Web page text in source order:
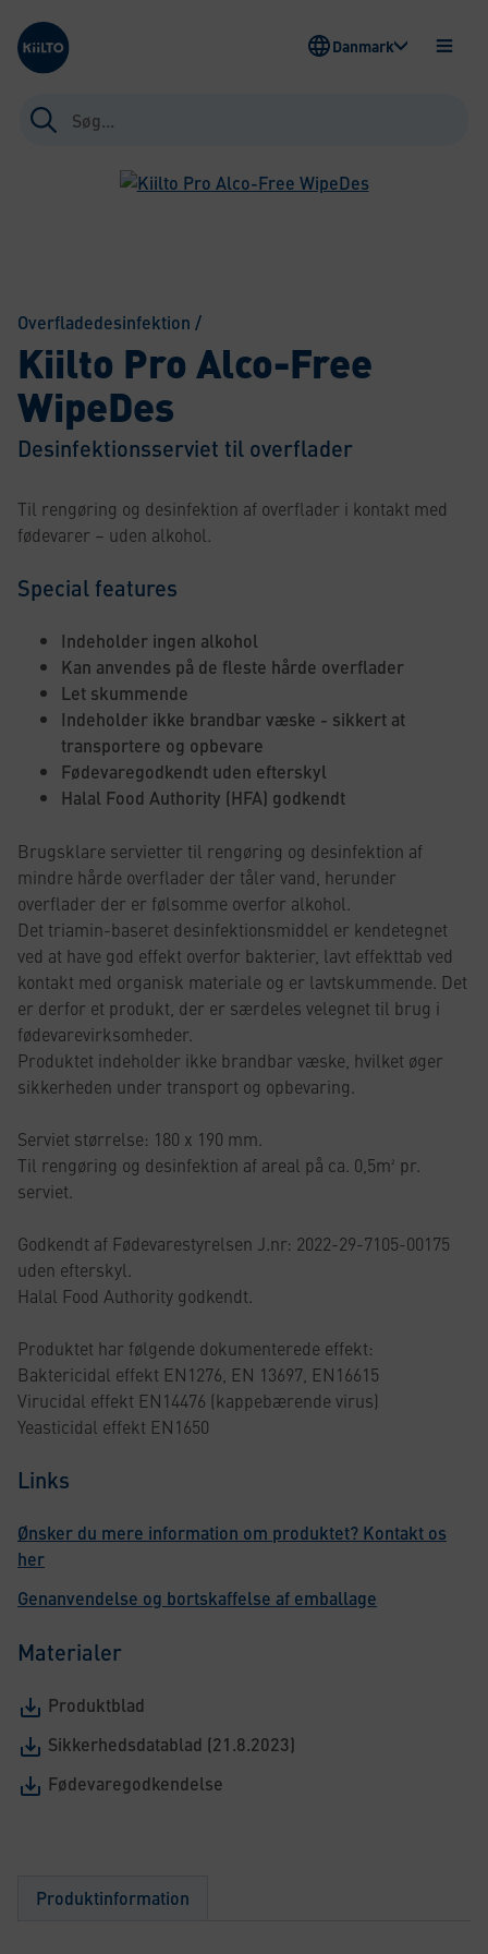
Kiilto Denmark
Søg
efter:
ÅBEN
Danmark
Overfladedesinfektion /
Kiilto Pro Alco-Free
WipeDes
Desinfektionsserviet til overflader
Til rengøring og desinfektion af overflader i kontakt med
fødevarer – uden alkohol.
Special features
Indeholder ingen alkohol
Kan anvendes på de fleste hårde overflader
Let skummende
Indeholder ikke brandbar væske - sikkert at
transportere og opbevare
Fødevaregodkendt uden efterskyl
Halal Food Authority (HFA) godkendt
Brugsklare servietter til rengøring og desinfektion af
mindre hårde overflader der tåler vand, herunder
overflader der er følsomme overfor alkohol.
Det triamin-baseret desinfektionsmiddel er kendetegnet
ved at have god effekt overfor bakterier, lavt effekttab ved
kontakt med organisk materiale og er lavtskummende. Det
er derfor et produkt, der er særdeles velegnet til brug i
fødevarevirksomheder.
Produktet indeholder ikke brandbar væske, hvilket øger
sikkerheden under transport og opbevaring.
Serviet størrelse: 180 x 190 mm.
Til rengøring og desinfektion af areal på ca. 0,5m² pr.
serviet.
Godkendt af Fødevarestyrelsen J.nr: 2022-29-7105-00175
uden efterskyl.
Halal Food Authority godkendt.
Produktet har følgende dokumenterede effekt:
Baktericidal effekt EN1276, EN 13697, EN16615
Virucidal effekt EN14476 (kappebærende virus)
Yeasticidal effekt EN1650
Links
Ønsker du mere information om produktet? Kontakt os
her
Genanvendelse og bortskaffelse af emballage
Materialer
Produktblad
Sikkerhedsdatablad (21.8.2023)
Fødevaregodkendelse
Produktinformation